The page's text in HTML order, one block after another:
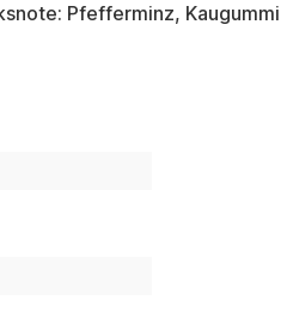
Pfefferminz, Kaugummi